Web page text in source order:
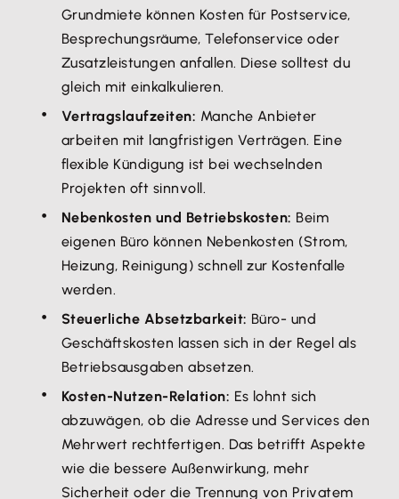
Grundmiete können Kosten für Postservice,
Besprechungsräume, Telefonservice oder
Zusatzleistungen anfallen. Diese solltest du
gleich mit einkalkulieren.
Vertragslaufzeiten: Manche Anbieter
arbeiten mit langfristigen Verträgen. Eine
flexible Kündigung ist bei wechselnden
Projekten oft sinnvoll.
Nebenkosten und Betriebskosten: Beim
eigenen Büro können Nebenkosten (Strom,
Heizung, Reinigung) schnell zur Kostenfalle
werden.
Steuerliche Absetzbarkeit: Büro- und
Geschäftskosten lassen sich in der Regel als
Betriebsausgaben absetzen.
Kosten-Nutzen-Relation: Es lohnt sich
abzuwägen, ob die Adresse und Services den
Mehrwert rechtfertigen. Das betrifft Aspekte
wie die bessere Außenwirkung, mehr
Sicherheit oder die Trennung von Privatem